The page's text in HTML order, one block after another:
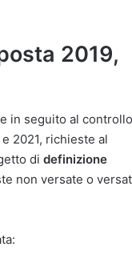
2019,
in seguito al controllo
2021, richieste al
di definizione
non versate o